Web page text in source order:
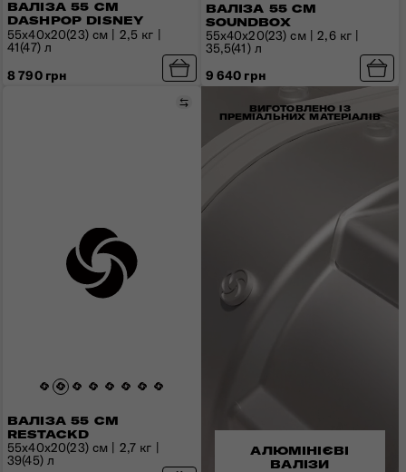
ВАЛІЗА 55 СМ
DASHPOP DISNEY
55x40x20(23) см | 2,5 кг |
41(47) л
8 790 грн
ВАЛІЗА 55 СМ
SOUNDBOX
55x40x20(23) см | 2,6 кг |
35,5(41) л
9 640 грн
ВАЛІЗА 55 СМ
RESTACKD
Порівняти
55x40x20(23) см | 2,7 кг |
39(45) л
ВИГОТОВЛЕНО ІЗ
ПРЕМІАЛЬНИХ МАТЕРІАЛІВ
АЛЮМІНІЄВІ
ВАЛІЗИ